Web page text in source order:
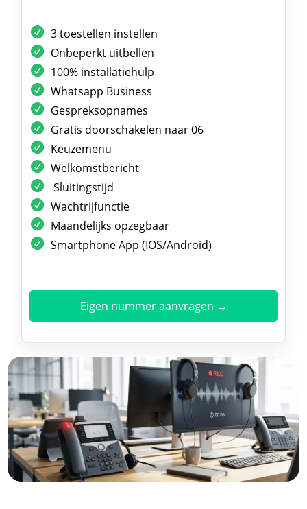
3 toestellen instellen
Onbeperkt uitbellen
100% installatiehulp
Whatsapp Business
Gespreksopnames
Gratis doorschakelen naar 06
Keuzemenu
Welkomstbericht
Sluitingstijd
Wachtrijfunctie
Maandelijks opzegbaar
Smartphone App (IOS/Android)
Eigen nummer aanvragen →